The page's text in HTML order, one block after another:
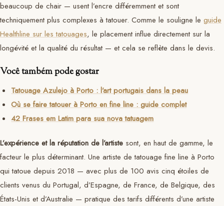
beaucoup de chair — usent l’encre différemment et sont
techniquement plus complexes à tatouer. Comme le souligne le guide
Healthline sur les tatouages, le placement influe directement sur la
longévité et la qualité du résultat — et cela se reflète dans le devis.
Você também pode gostar
Tatouage Azulejo à Porto : l’art portugais dans la peau
Où se faire tatouer à Porto en fine line : guide complet
42 Frases em Latim para sua nova tatuagem
L’expérience et la réputation de l’artiste sont, en haut de gamme, le
facteur le plus déterminant. Une artiste de tatouage fine line à Porto
qui tatoue depuis 2018 — avec plus de 100 avis cinq étoiles de
clients venus du Portugal, d’Espagne, de France, de Belgique, des
États-Unis et d’Australie — pratique des tarifs différents d’une artiste